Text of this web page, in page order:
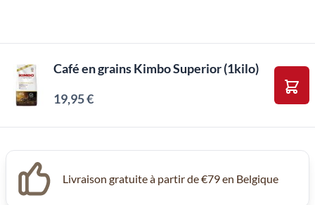
Café en grains Kimbo Superior (1kilo)
19,95 €
Livraison gratuite à partir de €79 en Belgique